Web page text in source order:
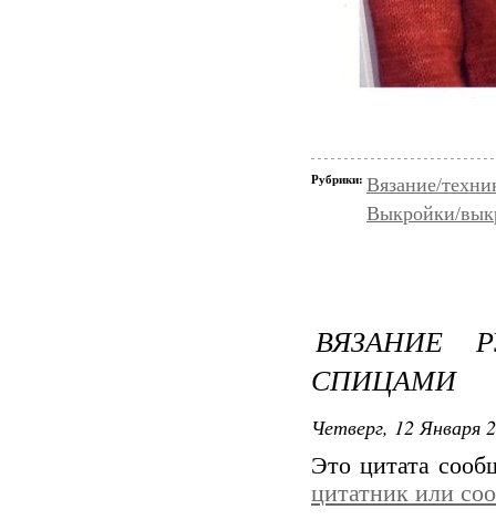
Рубрики: Вязание/
Выкройки/
ВЯЗАНИЕ
СПИЦАМИ
Четверг, 12 Января
Это цитата
цитатник или